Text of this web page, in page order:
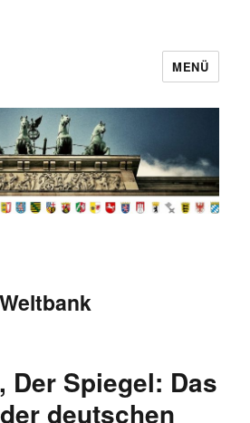
MENÜ
Weltbank
Der Spiegel: Das
deutschen